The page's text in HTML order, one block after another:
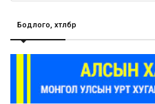
Бодлого, хөтөлбөр